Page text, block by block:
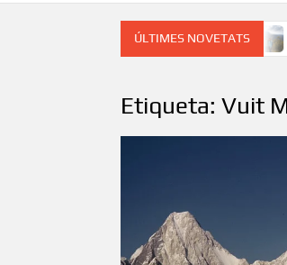
ÚLTIMES NOVETATS
de l’Alta Garrotxa Fageda
Etiqueta:Vuit